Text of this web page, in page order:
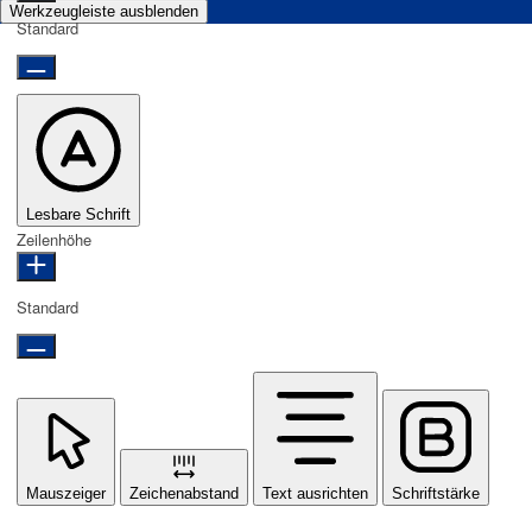
Werkzeugleiste ausblenden
Standard
Lesbare Schrift
Zeilenhöhe
Standard
Mauszeiger Zeichenabstand Text ausrichten Schriftstärke